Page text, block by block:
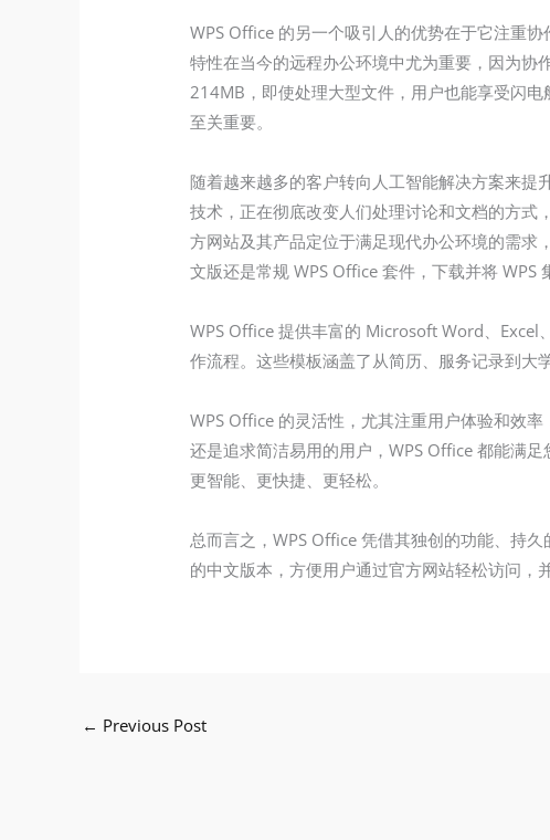
WPS Office 的另一个吸引人的优势在于它注重
特性在当今的远程办公环境中尤为重要，因为协
214MB，即使处理大型文件，用户也能享受闪
至关重要。
随着越来越多的客户转向人工智能解决方案来提
技术，正在彻底改变人们处理讨论和文档的方式
方网站及其产品定位于满足现代办公环境的需求
文版还是常规 WPS Office 套件，下载并将
WPS Office 提供丰富的 Microsoft Word、Excel
作流程。这些模板涵盖了从简历、服务记录到大
WPS Office 的灵活性，尤其注重用户体验和效
还是追求简洁易用的用户，WPS Office 都能满
更智能、更快捷、更轻松。
总而言之，WPS Office 凭借其独创的功能、持
的中文版本，方便用户通过官方网站轻松访问，
← Previous Post